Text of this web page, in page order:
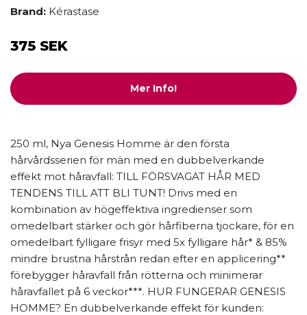
Brand: Kérastase
375 SEK
Mer Info!
250 ml, Nya Genesis Homme är den första
hårvårdsserien för män med en dubbelverkande
effekt mot håravfall: TILL FÖRSVAGAT HÅR MED
TENDENS TILL ATT BLI TUNT! Drivs med en
kombination av högeffektiva ingredienser som
omedelbart stärker och gör hårfiberna tjockare, för en
omedelbart fylligare frisyr med 5x fylligare hår* & 85%
mindre brustna hårstrån redan efter en applicering**
förebygger håravfall från rötterna och minimerar
håravfallet på 6 veckor***. HUR FUNGERAR GENESIS
HOMME? En dubbelverkande effekt för kunden: